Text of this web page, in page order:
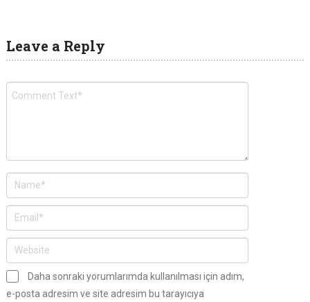
Leave a Reply
Daha sonraki yorumlarımda kullanılması için adım,
e-posta adresim ve site adresim bu tarayıcıya